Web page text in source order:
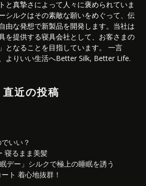
と真摯さによって人々に褒められていま
シルクはその素敵な願いをめぐって、伝
由な発想で新製品を開発します。当社は
を提供する寝具会社として、お客さまの
となることを目指しています。 一言
よりいい生活へBetter Silk, Better Life.
直近の投稿
いい？
寝るまま美髪
デー」シルクで極上の睡眠を誘う
ト 着心地抜群！